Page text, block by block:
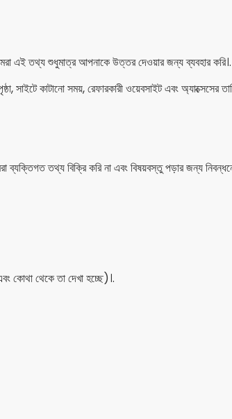
এই তথ্য শুধুমাত্র আপনাকে উত্তর দেওয়ার জন্য ব্যবহার করি।.
সাইটে কাটানো সময়, রেফারকারী ওয়েবসাইট এবং
ব্যক্তিগত তথ্য বিক্রি করি না এবং বিষয়বস্তু পড়ার জন্য
কোথা থেকে তা দেখা হচ্ছে)।.